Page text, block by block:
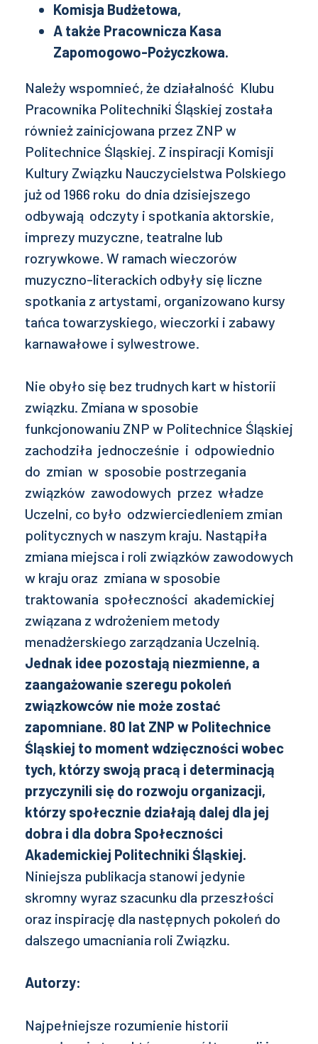
Komisja Budżetowa,
A także Pracownicza Kasa
Zapomogowo-Pożyczkowa.
Należy wspomnieć, że działalność Klubu
Pracownika Politechniki Śląskiej została
również zainicjowana przez ZNP w
Politechnice Śląskiej. Z inspiracji Komisji
Kultury Związku Nauczycielstwa Polskiego
już od 1966 roku do dnia dzisiejszego
odbywają odczyty i spotkania aktorskie,
imprezy muzyczne, teatralne lub
rozrywkowe. W ramach wieczorów
muzyczno-literackich odbyły się liczne
spotkania z artystami, organizowano kursy
tańca towarzyskiego, wieczorki i zabawy
karnawałowe i sylwestrowe.
Nie obyło się bez trudnych kart w historii
związku. Zmiana w sposobie
funkcjonowaniu ZNP w Politechnice Śląskiej
zachodziła jednocześnie i odpowiednio
do zmian w sposobie postrzegania
związków zawodowych przez władze
Uczelni, co było odzwierciedleniem zmian
politycznych w naszym kraju. Nastąpiła
zmiana miejsca i roli związków zawodowych
w kraju oraz zmiana w sposobie
traktowania społeczności akademickiej
związana z wdrożeniem metody
menadżerskiego zarządzania Uczelnią.
Jednak idee pozostają niezmienne, a
zaangażowanie szeregu pokoleń
związkowców nie może zostać
zapomniane. 80 lat ZNP w Politechnice
Śląskiej to moment wdzięczności wobec
tych, którzy swoją pracą i determinacją
przyczynili się do rozwoju organizacji,
którzy społecznie działają dalej dla jej
dobra i dla dobra Społeczności
Akademickiej Politechniki Śląskiej.
Niniejsza publikacja stanowi jedynie
skromny wyraz szacunku dla przeszłości
oraz inspirację dla następnych pokoleń do
dalszego umacniania roli Związku.
Autorzy:
Najpełniejsze rozumienie historii